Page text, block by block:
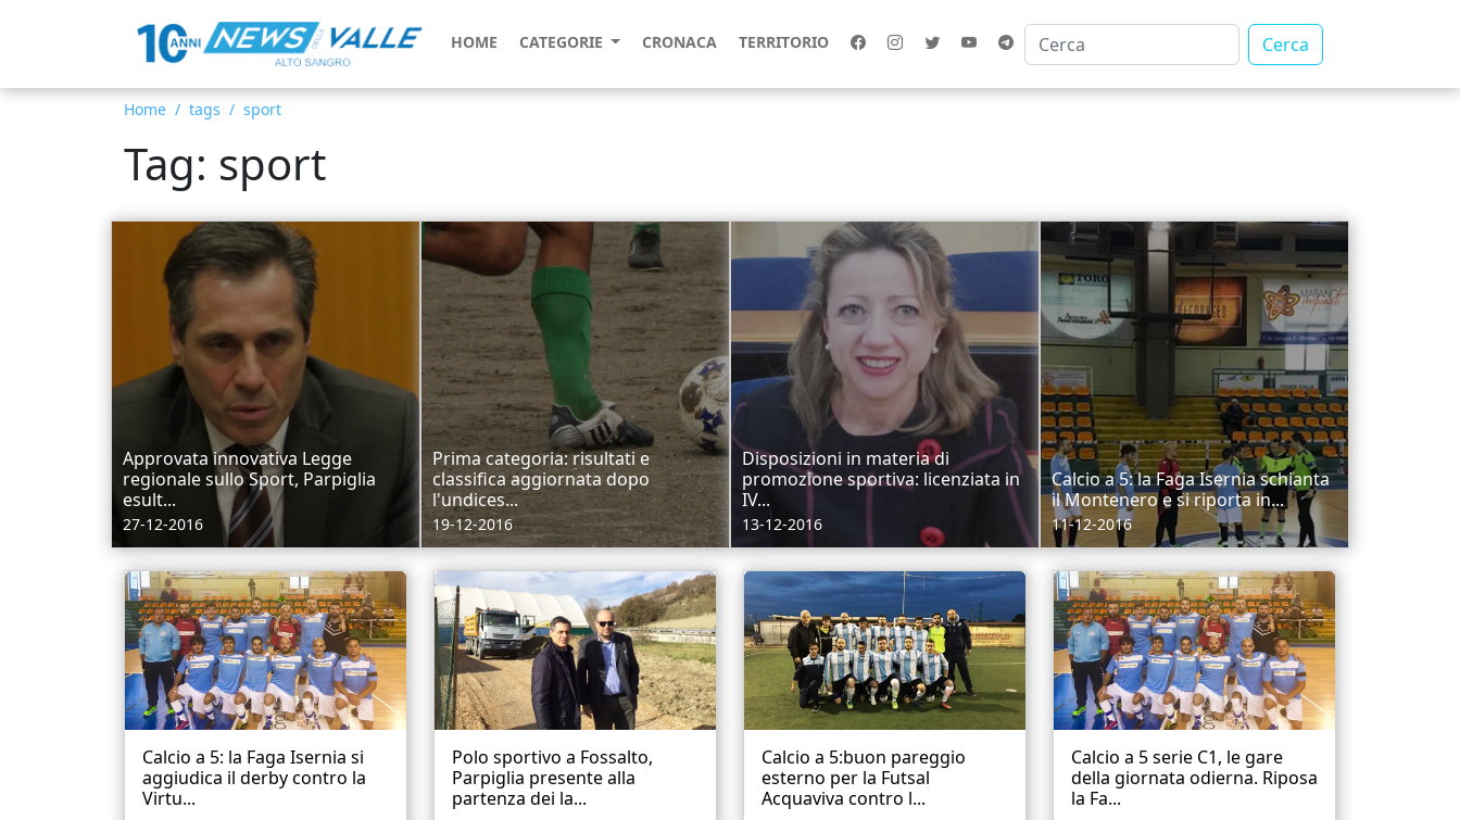
HOME CATEGORIE CRONACA TERRITORIO Cerca
Home tags sport
Tag: sport
Approvata innovativa Legge
regionale sullo Sport, Parpiglia
esult...
27-12-2016
Prima categoria: risultati e
classifica aggiornata dopo
l'undices...
19-12-2016
Disposizioni in materia di
promozione sportiva: licenziata in
IV...
13-12-2016
Calcio a 5: la Faga Isernia schianta
il Montenero e si riporta in...
11-12-2016
Calcio a 5: la Faga Isernia si
aggiudica il derby contro la
Virtu...
Polo sportivo a Fossalto,
Parpiglia presente alla
partenza dei la...
Calcio a 5:buon pareggio
esterno per la Futsal
Acquaviva contro l...
Calcio a 5 serie C1, le gare
della giornata odierna. Riposa
la Fa...